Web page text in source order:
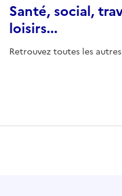
Santé, social,
loisirs...
Retrouvez toutes les